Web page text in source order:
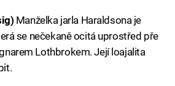
Manželka jarla Haraldsona je
se nečekaně ocitá uprostřed pře
Lothbrokem. Její loajalita